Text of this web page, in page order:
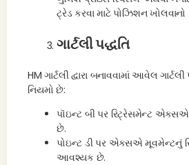
ટ્રેડ કરવા માટે પોઝિશન
ગાર્ટલી પદ્ધતિ
HM ગાર્ટલી દ્વારા બનાવવામાં આવેલ
નિયમો છે:
પૉઇન્ટ બી પર રિટ્રેસમેન્ટ
છે.
પોઇન્ટ ડી પર એક્સએ મૂવમેન્ટનું
આવશ્યક છે.